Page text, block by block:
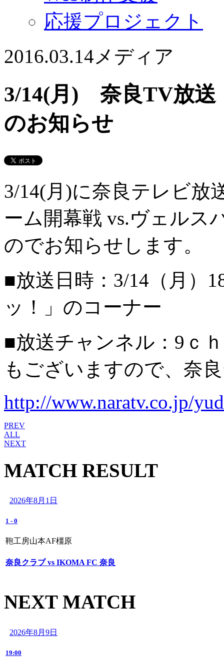
応援プロジェクト
2016.03.14メディア
3/14(月) 奈良TV放送
のお知らせ
3/14(月)に奈良テレビ放
ーム開幕戦 vs.ヴェルス
のでお知らせします。
■放送日時：3/14（月）
ッ！」のコーナー
■放送チャンネル：9ｃ
もございますので、奈
http://www.naratv.co.jp/
PREV
ALL
NEXT
MATCH RESULT
2026年8月1日
1 - 0
鞄工房山本AF橿原
奈良クラブ vs IKOMA FC 奈良
NEXT MATCH
2026年8月9日
19:00